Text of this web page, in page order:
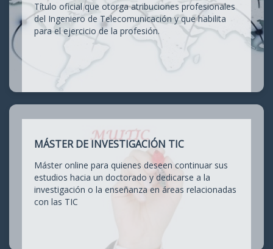
Título oficial que otorga atribuciones profesionales
del Ingeniero de Telecomunicación y que habilita
para el ejercicio de la profesión.
MÁSTER DE INVESTIGACIÓN TIC
Máster online para quienes deseen continuar sus
estudios hacia un doctorado y dedicarse a la
investigación o la enseñanza en áreas relacionadas
con las TIC